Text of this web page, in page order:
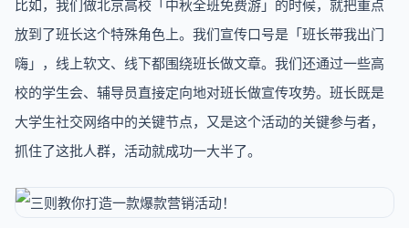
比如，我们做北京高校「中秋全班免费游」的时候，就把重点
放到了班长这个特殊角色上。我们宣传口号是「班长带我出门
嗨」，线上软文、线下都围绕班长做文章。我们还通过一些高
校的学生会、辅导员直接定向地对班长做宣传攻势。班长既是
大学生社交网络中的关键节点，又是这个活动的关键参与者，
抓住了这批人群，活动就成功一大半了。